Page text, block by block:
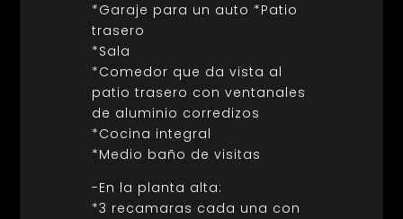
*Garaje para un auto *Patio
trasero
*Sala
*Comedor que da vista al
patio trasero con ventanales
de aluminio corredizos
*Cocina integral
*Medio baño de visitas
-En la planta alta:
*3 recamaras cada una con